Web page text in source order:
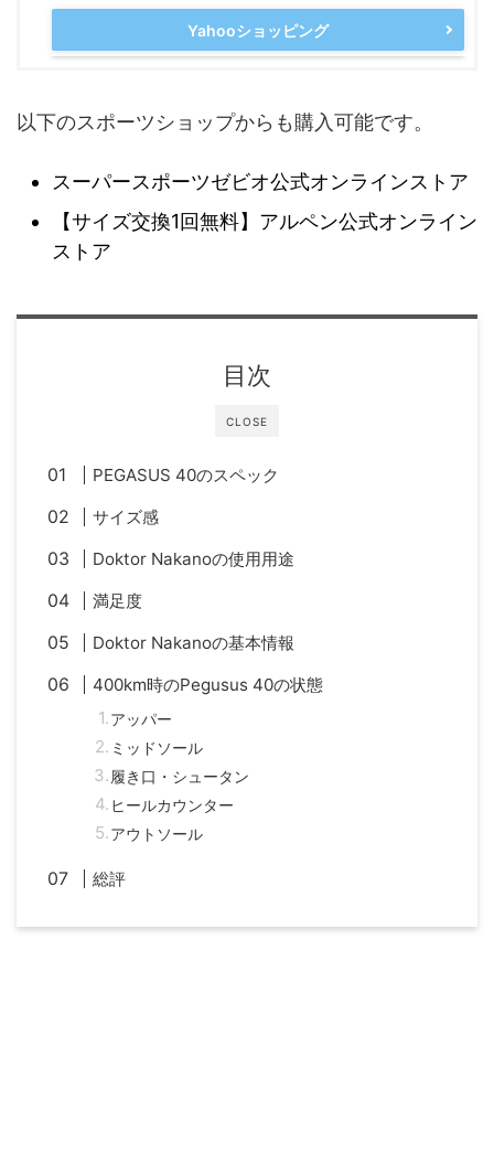
Yahooショッピング
以下のスポーツショップからも購入可能です。
スーパースポーツゼビオ公式オンラインストア
【サイズ交換1回無料】アルペン公式オンライン
ストア
CLOSE
目次
PEGASUS 40のスペック
サイズ感
Doktor Nakanoの使用用途
満足度
Doktor Nakanoの基本情報
400km時のPegusus 40の状態
アッパー
ミッドソール
履き口・シュータン
ヒールカウンター
アウトソール
総評